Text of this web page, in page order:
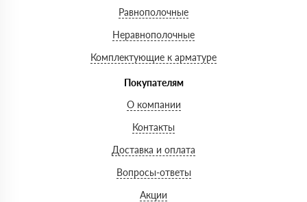
Равнополочные
Неравнополочные
Комплектующие к арматуре
Покупателям
О компании
Контакты
Доставка и оплата
Вопросы-ответы
Акции